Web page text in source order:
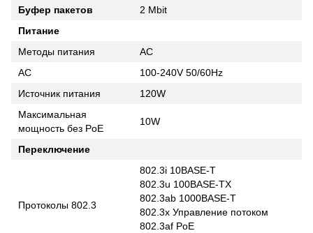
Буфер пакетов
2 Mbit
Питание
Методы питания
AC
AC
100-240V 50/60Hz
Источник питания
120W
Максимальная
мощность без PoE
10W
Переключение
Протоколы 802.3
802.3i 10BASE-T
802.3u 100BASE-TX
802.3ab 1000BASE-T
802.3x Управление потоком
802.3af PoE